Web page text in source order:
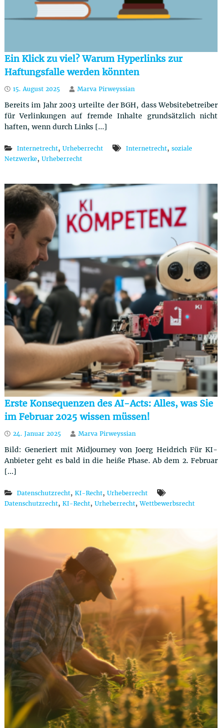
Ein Klick zu viel? Warum Hyperlinks zur
Haftungsfalle werden könnten
15. August 2025 Marva Pirweyssian
Bereits im Jahr 2003 urteilte der BGH, dass Websitebetreiber
für Verlinkungen auf fremde Inhalte grundsätzlich nicht
haften, wenn durch Links […]
Internetrecht, Urheberrecht Internetrecht, soziale
Netzwerke, Urheberrecht
Erste Konsequenzen des AI-Acts: Alles, was Sie
im Februar 2025 wissen müssen!
24. Januar 2025 Marva Pirweyssian
Bild: Generiert mit Midjourney von Joerg Heidrich Für KI-
Anbieter geht es bald in die heiße Phase. Ab dem 2. Februar
[…]
Datenschutzrecht, KI-Recht, Urheberrecht
Datenschutzrecht, KI-Recht, Urheberrecht,Wettbewerbsrecht